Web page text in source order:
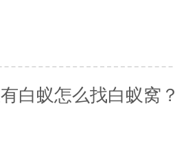
白蚁怎么找白蚁窝？